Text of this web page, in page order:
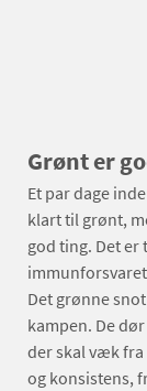
Grønt er
Et par dage
klart til grønt,
god ting. Det er
Det grønne
kampen. De
der skal væk
og konsistens,